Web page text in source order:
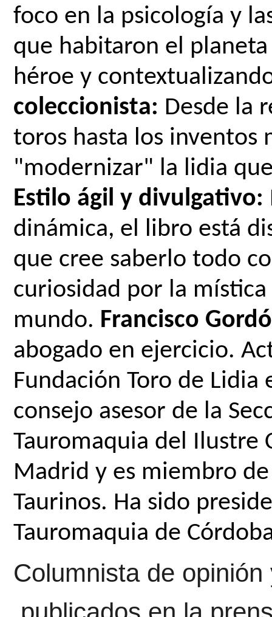
foco en la psicología y
que habitaron el
héroe y
coleccionista: Desde la
toros hasta los inventos
Estilo ágil y divulgativo:
dinámica, el libro está
que cree saberlo todo
curiosidad por la
mundo. Francisco
abogado en ejercicio.
Fundación Toro de Lidia
consejo asesor de la
Tauromaquia del Ilustre
Madrid y es miembro
Taurinos. Ha sido
Tauromaquia de
Columnista de